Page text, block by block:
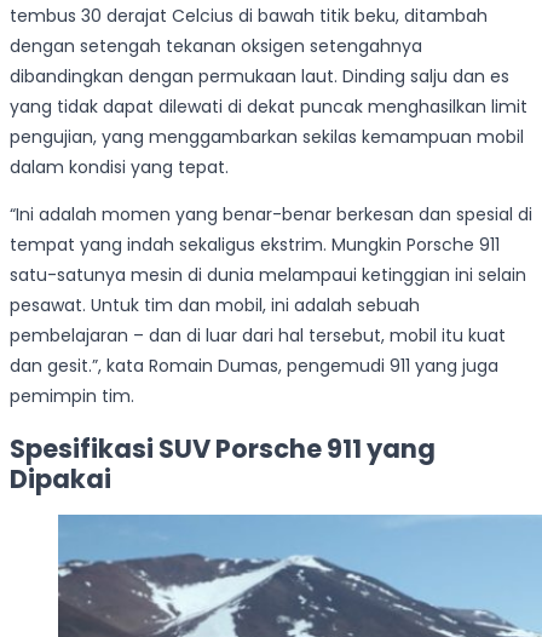
tembus 30 derajat Celcius di bawah titik beku, ditambah
dengan setengah tekanan oksigen setengahnya
dibandingkan dengan permukaan laut. Dinding salju dan es
yang tidak dapat dilewati di dekat puncak menghasilkan limit
pengujian, yang menggambarkan sekilas kemampuan mobil
dalam kondisi yang tepat.
“Ini adalah momen yang benar-benar berkesan dan spesial di
tempat yang indah sekaligus ekstrim. Mungkin Porsche 911
satu-satunya mesin di dunia melampaui ketinggian ini selain
pesawat. Untuk tim dan mobil, ini adalah sebuah
pembelajaran – dan di luar dari hal tersebut, mobil itu kuat
dan gesit.”, kata Romain Dumas, pengemudi 911 yang juga
pemimpin tim.
Spesifikasi SUV Porsche 911 yang
Dipakai